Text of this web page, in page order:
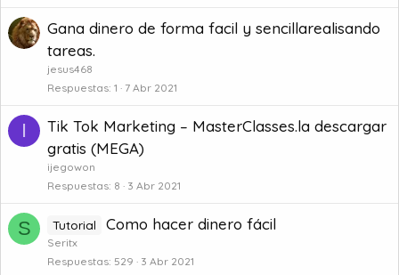
Gana dinero de forma facil y sencillarealisando
tareas.
jesus468
Respuestas 1 7 Abr 2021
I
Tik Tok Marketing – MasterClasses.la descargar
gratis (MEGA)
ijegowon
Respuestas 8 3 Abr 2021
S Tutorial Como hacer dinero fácil
Seritx
Respuestas 529 3 Abr 2021